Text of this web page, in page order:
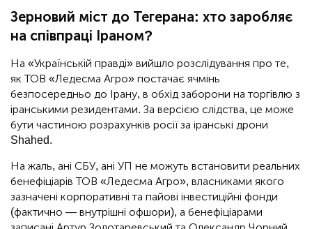
Зерновий міст до Тегерана: хто заробляє
на співпраці Іраном?
На «Українській правді» вийшло розслідування про те,
як ТОВ «Ледесма Агро» постачає ячмінь
безпосередньо до Ірану, в обхід заборони на торгівлю з
іранськими резидентами. За версією слідства, це може
бути частиною розрахунків росії за іранські дрони
Shahed.
На жаль, ані СБУ, ані УП не можуть встановити реальних
бенефіціарів ТОВ «Ледесма Агро», власниками якого
зазначені корпоративні та пайові інвестиційні фонди
(фактично — внутрішні офшори), а бенефіціарами